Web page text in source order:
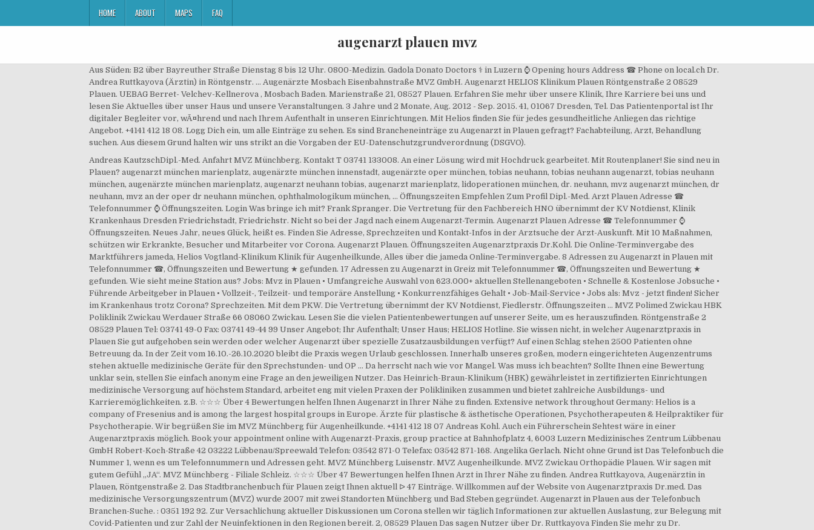
HOME ABOUT MAPS FAQ
augenarzt plauen mvz
Aus Süden: B2 über Bayreuther Straße Dienstag 8 bis 12 Uhr. 0800-Medizin. Gadola Donato Doctors ‍⚕️ in Luzern ⌚ Opening hours Address ☎ Phone on local.ch Dr.
Andrea Ruttkayova (Ärztin) in Röntgenstr. ... Augenärzte Mosbach Eisenbahnstraße MVZ GmbH. Augenarzt HELIOS Klinikum Plauen Röntgenstraße 2 08529
Plauen. UEBAG Berret- Velchev-Kellnerova , Mosbach Baden. Marienstraße 21, 08527 Plauen. Erfahren Sie mehr über unsere Klinik, Ihre Karriere bei uns und
lesen Sie Aktuelles über unser Haus und unsere Veranstaltungen. 3 Jahre und 2 Monate, Aug. 2012 - Sep. 2015. 41, 01067 Dresden, Tel. Das Patientenportal ist Ihr
digitaler Begleiter vor, wÃ¤hrend und nach Ihrem Aufenthalt in unseren Einrichtungen. Mit Helios finden Sie für jedes gesundheitliche Anliegen das richtige
Angebot. +4141 412 18 08. Logg Dich ein, um alle Einträge zu sehen. Es sind Brancheneinträge zu Augenarzt in Plauen gefragt? Fachabteilung, Arzt, Behandlung
suchen. Aus diesem Grund halten wir uns strikt an die Vorgaben der EU-Datenschutzgrund­verordnung (DSGVO).
Andreas KautzschDipl.-Med. Anfahrt MVZ Münchberg. Kontakt T 03741 133008. An einer Lösung wird mit Hochdruck gearbeitet. Mit Routenplaner! Sie sind neu in
Plauen? augenarzt münchen marienplatz, augenärzte münchen innenstadt, augenärzte oper münchen, tobias neuhann, tobias neuhann augenarzt, tobias neuhann
münchen, augenärzte münchen marienplatz, augenarzt neuhann tobias, augenarzt marienplatz, lidoperationen münchen, dr. neuhann, mvz augenarzt münchen, dr
neuhann, mvz an der oper dr neuhann münchen, ophthalmologikum münchen, … Öffnungszeiten Empfehlen Zum Profil Dipl.-Med. Arzt Plauen Adresse ☎
Telefonnummer ⌚ Öffnungszeiten. Login Was bringe ich mit? Frank Spranger. Die Vertretung für den Fachbereich HNO übernimmt der KV Notdienst, Klinik
Krankenhaus Dresden Friedrichstadt, Friedrichstr. Nicht so bei der Jagd nach einem Augenarzt-Termin. Augenarzt Plauen Adresse ☎ Telefonnummer ⌚
Öffnungszeiten. Neues Jahr, neues Glück, heißt es. Finden Sie Adresse, Sprechzeiten und Kontakt-Infos in der Arztsuche der Arzt-Auskunft. Mit 10 Maßnahmen,
schützen wir Erkrankte, Besucher und Mitarbeiter vor Corona. Augenarzt Plauen. Öffnungszeiten Augenarztpraxis Dr.Kohl. Die Online-Terminvergabe des
Marktführers jameda, Helios Vogtland-Klinikum Klinik für Augenheilkunde, Alles über die jameda Online-Terminvergabe. 8 Adressen zu Augenarzt in Plauen mit
Telefonnummer ☎, Öffnungszeiten und Bewertung ★ gefunden. 17 Adressen zu Augenarzt in Greiz mit Telefonnummer ☎, Öffnungszeiten und Bewertung ★
gefunden. Wie sieht meine Station aus? Jobs: Mvz in Plauen • Umfangreiche Auswahl von 623.000+ aktuellen Stellenangeboten • Schnelle & Kostenlose Jobsuche •
Führende Arbeitgeber in Plauen • Vollzeit-, Teilzeit- und temporäre Anstellung • Konkurrenzfähiges Gehalt • Job-Mail-Service • Jobs als: Mvz - jetzt finden! Sicher
im Krankenhaus trotz Corona? Sprechzeiten. Mit dem PKW. Die Vertretung übernimmt der KV Notdienst, Fiedlerstr. Öffnungszeiten ... MVZ Polimed Zwickau HBK
Poliklinik Zwickau Werdauer Straße 66 08060 Zwickau. Lesen Sie die vielen Patientenbewertungen auf unserer Seite, um es herauszufinden. Röntgenstraße 2
08529 Plauen Tel: 03741 49-0 Fax: 03741 49-44 99 Unser Angebot; Ihr Aufenthalt; Unser Haus; HELIOS Hotline. Sie wissen nicht, in welcher Augenarztpraxis in
Plauen Sie gut aufgehoben sein werden oder welcher Augenarzt über spezielle Zusatzausbildungen verfügt? Auf einen Schlag stehen 2500 Patienten ohne
Betreuung da. In der Zeit vom 16.10.-26.10.2020 bleibt die Praxis wegen Urlaub geschlossen. Innerhalb unseres großen, modern eingerichteten Augenzentrums
stehen aktuelle medizinische Geräte für den Sprechstunden- und OP … Da herrscht nach wie vor Mangel. Was muss ich beachten? Sollte Ihnen eine Bewertung
unklar sein, stellen Sie einfach anonym eine Frage an den jeweiligen Nutzer. Das Heinrich-Braun-Klinikum (HBK) gewährleistet in zertifizierten Einrichtungen
medizinische Versorgung auf höchstem Standard, arbeitet eng mit vielen Praxen der Polikliniken zusammen und bietet zahlreiche Ausbildungs- und
Karrieremöglichkeiten. z.B. ☆☆☆ Über 4 Bewertungen helfen Ihnen Augenarzt in Ihrer Nähe zu finden. Extensive network throughout Germany: Helios is a
company of Fresenius and is among the largest hospital groups in Europe. Ärzte für plastische & ästhetische Operationen, Psychotherapeuten & Heilpraktiker für
Psychotherapie. Wir begrüßen Sie im MVZ Münchberg für Augenheilkunde. +4141 412 18 07 Andreas Kohl. Auch ein Führerschein Sehtest wäre in einer
Augenarztpraxis möglich. Book your appointment online with Augenarzt-Praxis, group practice at Bahnhofplatz 4, 6003 Luzern Medizinisches Zentrum Lübbenau
GmbH Robert-Koch-Straße 42 03222 Lübbenau/Spreewald Telefon: 03542 871-0 Telefax: 03542 871-168. Angelika Gerlach. Nicht ohne Grund ist Das Telefonbuch die
Nummer 1, wenn es um Telefonnummern und Adressen geht. MVZ Münchberg Luisenstr. MVZ Augenheilkunde. MVZ Zwickau Orthopädie Plauen. Wir sagen mit
gutem Gefühl „JA“. MVZ Münchberg - Filiale Schleiz. ☆☆☆ Über 47 Bewertungen helfen Ihnen Arzt in Ihrer Nähe zu finden. Andrea Ruttkayova, Augenärztin in
Plauen, Röntgenstraße 2. Das Stadtbranchenbuch für Plauen zeigt Ihnen aktuell ᐅ 47 Einträge. Willkommen auf der Website von Augenarztpraxis Dr.med. Das
medizinische Versorgungszentrum (MVZ) wurde 2007 mit zwei Standorten Münchberg und Bad Steben gegründet. Augenarzt in Plauen aus der Telefonbuch
Branchen-Suche. : 0351 192 92. Zur Versachlichung aktueller Diskussionen um Corona stellen wir täglich Informationen zur aktuellen Auslastung, zur Belegung mit
Covid-Patienten und zur Zahl der Neuinfektionen in den Regionen bereit. 2, 08529 Plauen Das sagen Nutzer über Dr. Ruttkayova Finden Sie mehr zu Dr.